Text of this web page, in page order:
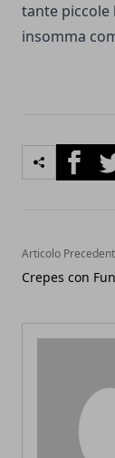
tante
insomma
Articolo
Crepes con